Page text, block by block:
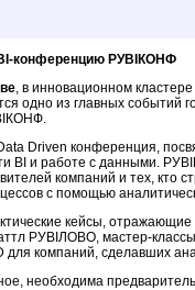
конференцию РУBIКОНФ
, в инновационном кластере
одно из главных событий
Driven конференция,
BI и работе с данными.
компаний и тех, кто
с помощью
кейсы,
РУBIЛОВО, мастер-
для компаний, сделавших
необходима